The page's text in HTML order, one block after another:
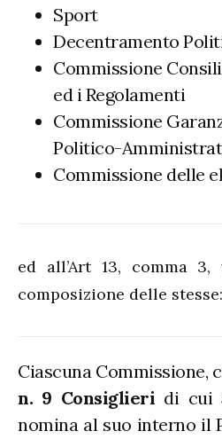
Sport
Decentramento
Commissione
ed i Regolamenti
Commissione
Politico-
Commissione delle
ed all’Art 13, comma
composizione delle stesse:
Ciascuna Commissione,
n. 9 Consiglieri di cui
nomina al suo interno il